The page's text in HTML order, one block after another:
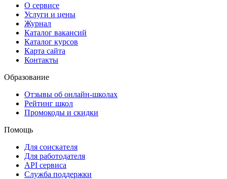
О сервисе
Услуги и цены
Журнал
Каталог вакансий
Каталог курсов
Карта сайта
Контакты
Образование
Отзывы об онлайн-школах
Рейтинг школ
Промокоды и скидки
Помощь
Для соискателя
Для работодателя
API сервиса
Служба поддержки